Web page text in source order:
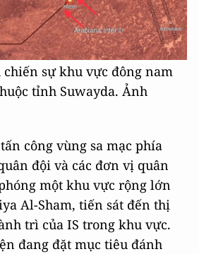
sự khu vực đông nam
tỉnh Suwayda. Ảnh
công vùng sa mạc phía
đội và các đơn vị quân
một khu vực rộng lớn
Al-Sham, tiến sát đến thị
trì của IS trong khu vực.
đang đặt mục tiêu đánh